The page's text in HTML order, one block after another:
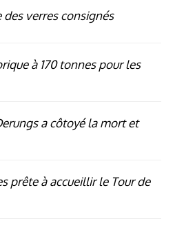
verres consignés
à 170 tonnes pour les
a côtoyé la mort et
prête à accueillir le Tour de